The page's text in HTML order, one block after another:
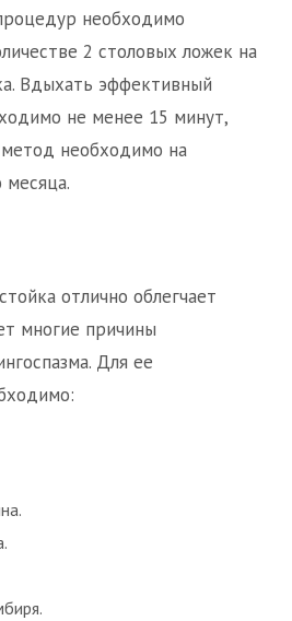
необходимо
2 столовых ложек на
Вдыхать эффективный
не менее 15 минут,
необходимо на
отлично облегчает
многие причины
Для ее